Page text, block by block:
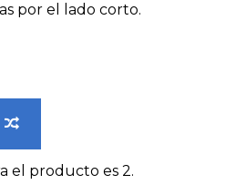
por el lado corto.
el producto es 2.